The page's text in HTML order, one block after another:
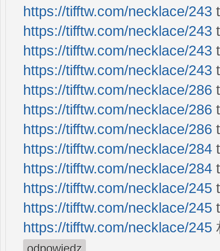
https://tifftw.com/necklace/243
https://tifftw.com/necklace/243
https://tifftw.com/necklace/243
https://tifftw.com/necklace/243
https://tifftw.com/necklace/286
https://tifftw.com/necklace/286
https://tifftw.com/necklace/286
https://tifftw.com/necklace/284
https://tifftw.com/necklace/284
https://tifftw.com/necklace/245
https://tifftw.com/necklace/245
https://tifftw.com/necklace/245
odpowiedz